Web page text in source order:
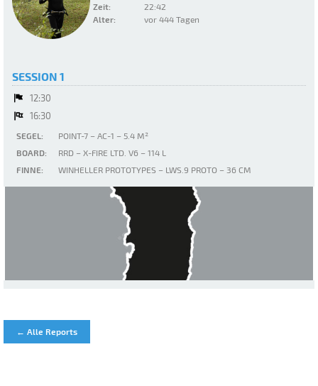
Zeit:
22:42
Alter:
vor 444 Tagen
SESSION 1
12:30
16:30
SEGEL:
POINT-7 – AC-1 – 5.4 M²
BOARD:
RRD – X-FIRE LTD. V6 – 114 L
FINNE:
WINHELLER PROTOTYPES – LWS.9 PROTO – 36 CM
← Alle Reports